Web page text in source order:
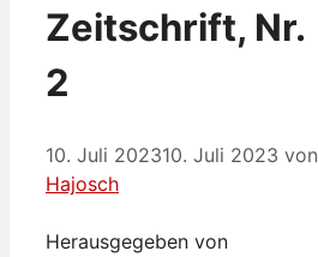
Zeitschrift, Nr.
2
10. Juli 202310. Juli 2023 von
Hajosch
Herausgegeben von